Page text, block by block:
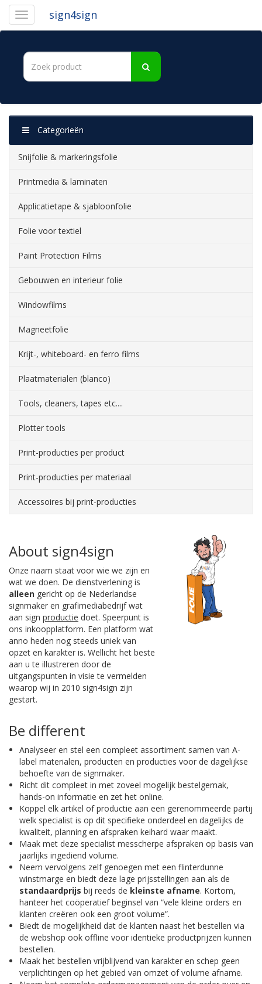
sign4sign
Categorieën
Snijfolie & markeringsfolie
Printmedia & laminaten
Applicatietape & sjabloonfolie
Folie voor textiel
Paint Protection Films
Gebouwen en interieur folie
Windowfilms
Magneetfolie
Krijt-, whiteboard- en ferro films
Plaatmaterialen (blanco)
Tools, cleaners, tapes etc....
Plotter tools
Print-producties per product
Print-producties per materiaal
Accessoires bij print-producties
About sign4sign
Onze naam staat voor wie we zijn en
wat we doen. De dienstverlening is
alleen gericht op de Nederlandse
signmaker en grafimediabedrijf wat
aan sign productie doet. Speerpunt is
ons inkoopplatform. Een platform wat
anno heden nog steeds uniek van
opzet en karakter is. Wellicht het beste
aan u te illustreren door de
uitgangspunten in visie te vermelden
waarop wij in 2010 sign4sign zijn
gestart.
Be different
Analyseer en stel een compleet assortiment samen van A-
label materialen, producten en producties voor de dagelijkse
behoefte van de signmaker.
Richt dit compleet in met zoveel mogelijk bestelgemak,
hands-on informatie en zet het online.
Koppel elk artikel of productie aan een gerenommeerde partij
welk specialist is op dit specifieke onderdeel en dagelijks de
kwaliteit, planning en afspraken keihard waar maakt.
Maak met deze specialist messcherpe afspraken op basis van
jaarlijks ingediend volume.
Neem vervolgens zelf genoegen met een flinterdunne
winstmarge en biedt deze lage prijsstellingen aan als de
standaardprijs bij reeds de kleinste afname. Kortom,
hanteer het coöperatief beginsel van “vele kleine orders en
klanten creëren ook een groot volume”.
Biedt de mogelijkheid dat de klanten naast het bestellen via
de webshop ook offline voor identieke productprijzen kunnen
bestellen.
Maak het bestellen vrijblijvend van karakter en schep geen
verplichtingen op het gebied van omzet of volume afname.